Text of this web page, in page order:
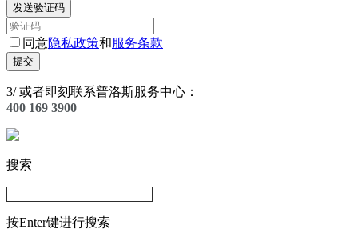
发送验证码
同意隐私政策和服务条款
提交
3/或者即刻联系普洛斯服务中心：
400 169 3900
搜索
按Enter键进行搜索